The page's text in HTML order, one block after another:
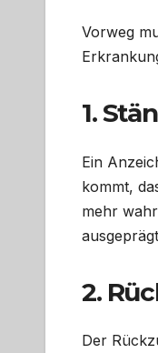
Vorweg
1.
Ein
kommt,
mehr
2.
Der